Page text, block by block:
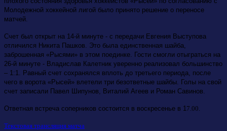
Молодежной хоккейной лигой было принято решение о переносе
матчей.
Счет был открыт на 14-й минуте - с передачи Евгения Выступова
отличился Никита Пашков. Это была единственная шайба,
заброшенная «Рысями» в этом поединке. Гости смогли отыграться на
26-й минуте - Владислав Калетник уверенно реализовал большинство
– 1:1. Равный счет сохранялся вплоть до третьего периода, после
чего в ворота «Рысей» влетели три безответные шайбы. Голы на свой
счет записали Павел Шипунов, Виталий Агеев и Роман Савинов.
Ответная встреча соперников состоится в воскресенье в 1 7.00.
Текстовая трансляция матча